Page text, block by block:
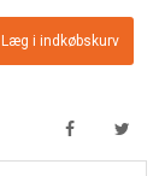
Læg i indkøbskurv